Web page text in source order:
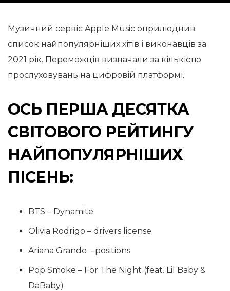
Музичний сервіс Apple Music оприлюднив
список найпопулярніших хітів і виконавців за
2021 рік. Переможців визначали за кількістю
прослуховувань на цифровій платформі.
ОСЬ ПЕРША ДЕСЯТКА
СВІТОВОГО РЕЙТИНГУ
НАЙПОПУЛЯРНІШИХ
ПІСЕНЬ:
BTS – Dynamite
Olivia Rodrigo – drivers license
Ariana Grande – positions
Pop Smoke – For The Night (feat. Lil Baby &
DaBaby)